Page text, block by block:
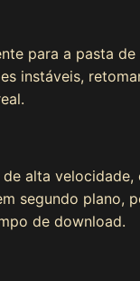
para a pasta
instáveis,
alta velocidade,
segundo plano,
de download.